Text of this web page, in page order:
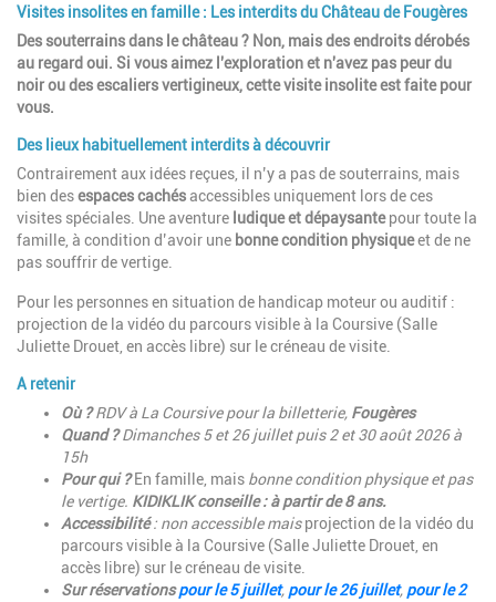
Visites insolites en famille : Les interdits du Château de Fougères
Des souterrains dans le château ? Non, mais des endroits dérobés
au regard oui. Si vous aimez l'exploration et n'avez pas peur du
noir ou des escaliers vertigineux, cette visite insolite est faite pour
vous.
Des lieux habituellement interdits à découvrir
Contrairement aux idées reçues, il n’y a pas de souterrains, mais
bien desespaces cachésaccessibles uniquement lors de ces
visites spéciales. Une aventure ludique et dépaysantepour toute la
famille, à condition d’avoir une bonne condition physiqueet de ne
pas souffrir de vertige.
Pour les personnes en situation de handicap moteur ou auditif :
projection de la vidéo du parcours visible à la Coursive (Salle
Juliette Drouet, en accès libre) sur le créneau de visite.
A retenir
Où ?RDV à La Coursive pour la billetterie, Fougères
Quand ?Dimanches 5 et 26 juillet puis 2 et 30 août 2026 à
15h
Pour qui ?En famille, mais bonne condition physique et pas
le vertige. KIDIKLIK conseille : à partir de 8 ans.
Accessibilité: non accessible maisprojection de la vidéo du
parcours visible à la Coursive (Salle Juliette Drouet, en
accès libre) sur le créneau de visite.
Sur réservationspour le 5 juillet, pour le 26 juillet, pour le 2